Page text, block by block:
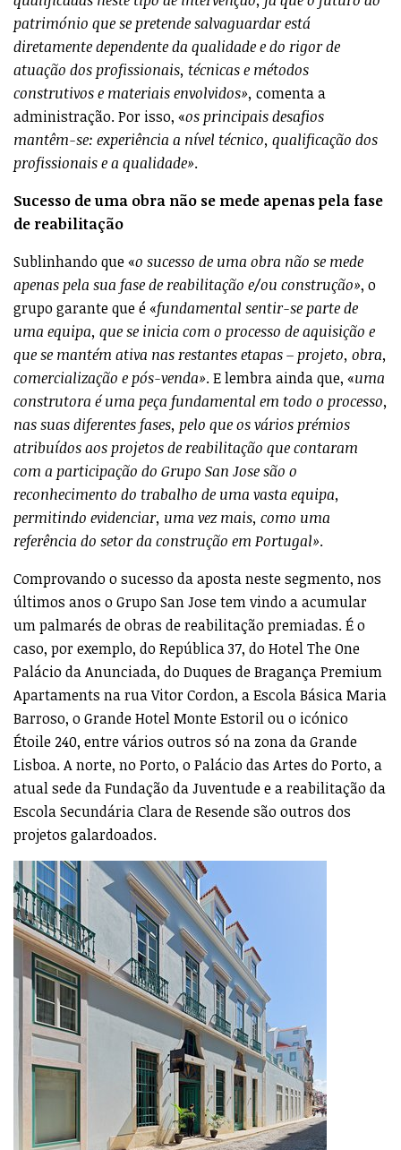
património que se pretende salvaguardar está
diretamente dependente da qualidade e do rigor de
atuação dos profissionais, técnicas e métodos
construtivos e materiais envolvidos», comenta a
administração. Por isso, «os principais desafios
mantêm-se: experiência a nível técnico, qualificação dos
profissionais e a qualidade».
Sucesso de uma obra não se mede apenas pela fase
de reabilitação
Sublinhando que «o sucesso de uma obra não se mede
apenas pela sua fase de reabilitação e/ou construção», o
grupo garante que é «fundamental sentir-se parte de
uma equipa, que se inicia com o processo de aquisição e
que se mantém ativa nas restantes etapas – projeto, obra,
comercialização e pós-venda». E lembra ainda que, «uma
construtora é uma peça fundamental em todo o processo,
nas suas diferentes fases, pelo que os vários prémios
atribuídos aos projetos de reabilitação que contaram
com a participação do Grupo San Jose são o
reconhecimento do trabalho de uma vasta equipa,
permitindo evidenciar, uma vez mais, como uma
referência do setor da construção em Portugal».
Comprovando o sucesso da aposta neste segmento, nos
últimos anos o Grupo San Jose tem vindo a acumular
um palmarés de obras de reabilitação premiadas. É o
caso, por exemplo, do República 37, do Hotel The One
Palácio da Anunciada, do Duques de Bragança Premium
Apartaments na rua Vitor Cordon, a Escola Básica Maria
Barroso, o Grande Hotel Monte Estoril ou o icónico
Étoile 240, entre vários outros só na zona da Grande
Lisboa. A norte, no Porto, o Palácio das Artes do Porto, a
atual sede da Fundação da Juventude e a reabilitação da
Escola Secundária Clara de Resende são outros dos
projetos galardoados.